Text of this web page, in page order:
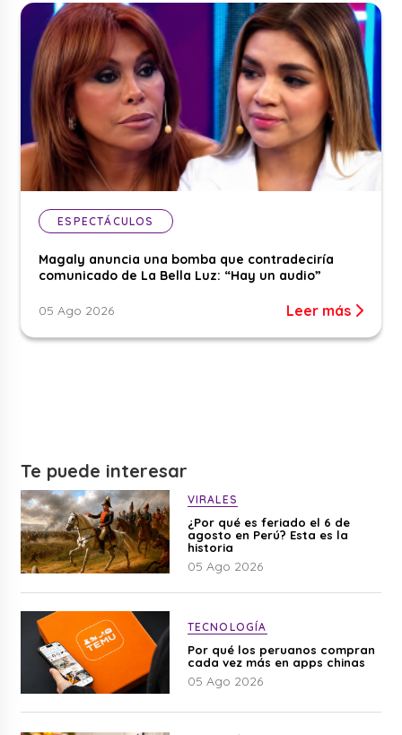
ESPECTÁCULOS
Magaly anuncia una bomba que contradeciría
comunicado de La Bella Luz: “Hay un audio”
05 Ago 2026 Leer más
Te puede interesar
VIRALES
¿Por qué es feriado el 6 de
agosto en Perú? Esta es la
historia
05 Ago 2026
TECNOLOGÍA
Por qué los peruanos compran
cada vez más en apps chinas
05 Ago 2026